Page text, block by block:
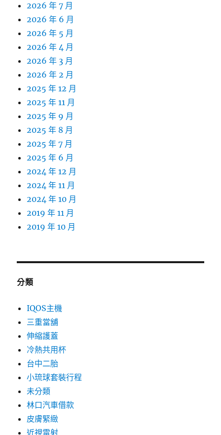
2026 年 7 月
2026 年 6 月
2026 年 5 月
2026 年 4 月
2026 年 3 月
2026 年 2 月
2025 年 12 月
2025 年 11 月
2025 年 9 月
2025 年 8 月
2025 年 7 月
2025 年 6 月
2024 年 12 月
2024 年 11 月
2024 年 10 月
2019 年 11 月
2019 年 10 月
分類
IQOS主機
三重當舖
伸縮護蓋
冷熱共用杯
台中二胎
小琉球套裝行程
未分類
林口汽車借款
皮膚緊緻
近視雷射